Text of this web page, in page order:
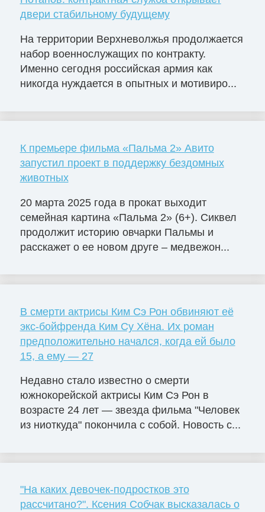
двери стабильному будущему
На территории Верхневолжья продолжается
набор военнослужащих по контракту.
Именно сегодня российская армия как
никогда нуждается в опытных и мотивиро...
К премьере фильма «Пальма 2» Авито
запустил проект в поддержку бездомных
животных
20 марта 2025 года в прокат выходит
семейная картина «Пальма 2» (6+). Сиквел
продолжит историю овчарки Пальмы и
расскажет о ее новом друге – медвежон...
В смерти актрисы Ким Сэ Рон обвиняют её
экс-бойфренда Ким Су Хёна. Их роман
предположительно начался, когда ей было
15, а ему — 27
Недавно стало известно о смерти
южнокорейской актрисы Ким Сэ Рон в
возрасте 24 лет — звезда фильма "Человек
из ниоткуда" покончила с собой. Новость с...
"На каких девочек-подростков это
рассчитано?". Ксения Собчак высказалась о